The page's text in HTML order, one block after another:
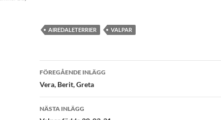
AIREDALETERRIER VALPAR
Inläggsnavigering
FÖREGÅENDE INLÄGG
Vera, Berit, Greta
NÄSTA INLÄGG